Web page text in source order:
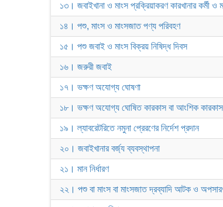
১৩। জবাইখানা ও মাংস প্রক্রিয়াকরণ কারখানার কর্মী ও
১৪। পশু, মাংস ও মাংসজাত পণ্য পরিবহণ
১৫। পশু জবাই ও মাংস বিক্রয় নিষিদ্ধ দিবস
১৬। জরুরী জবাই
১৭। ভক্ষণ অযোগ্য ঘোষণা
১৮। ভক্ষণ অযোগ্য ঘোষিত কারকাস বা আংশিক কারকাস
১৯। ল্যাবরেটরিতে নমুনা প্রেরণের নির্দেশ প্রদান
২০। জবাইখানার বর্জ্য ব্যবস্থাপনা
২১। মান নির্ধারণ
২২। পশু বা মাংস বা মাংসজাত দ্রব্যাদি আটক ও